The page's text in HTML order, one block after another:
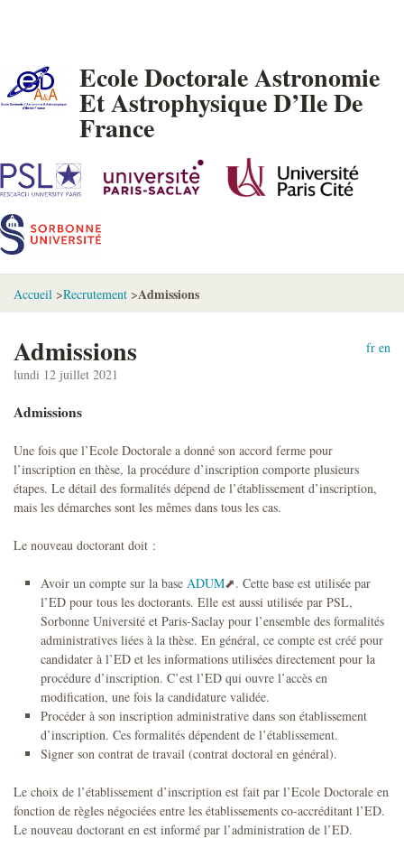
Ecole Doctorale Astronomie
Et Astrophysique D’Ile De
France
Accueil >Recrutement >Admissions
fr en
Admissions
lundi 12 juillet 2021
Admissions
Une fois que l’Ecole Doctorale a donné son accord ferme pour
l’inscription en thèse, la procédure d’inscription comporte plusieurs
étapes. Le détail des formalités dépend de l’établissement d’inscription,
mais les démarches sont les mêmes dans tous les cas.
Le nouveau doctorant doit :
Avoir un compte sur la base ADUM
. Cette base est utilisée par
l’ED pour tous les doctorants. Elle est aussi utilisée par PSL,
Sorbonne Université et Paris-Saclay pour l’ensemble des formalités
administratives liées à la thèse. En général, ce compte est créé pour
candidater à l’ED et les informations utilisées directement pour la
procédure d’inscription. C’est l’ED qui ouvre l’accès en
modification, une fois la candidature validée.
Procéder à son inscription administrative dans son établissement
d’inscription. Ces formalités dépendent de l’établissement.
Signer son contrat de travail (contrat doctoral en général).
Le choix de l’établissement d’inscription est fait par l’Ecole Doctorale en
fonction de règles négociées entre les établissements co-accréditant l’ED.
Le nouveau doctorant en est informé par l’administration de l’ED.